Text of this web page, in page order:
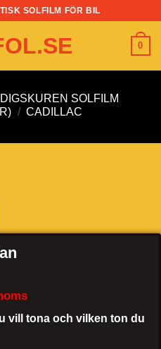
SOLFILM FÖR BIL
0
SOLFILM
/ CADILLAC
vill tona och vilken ton du